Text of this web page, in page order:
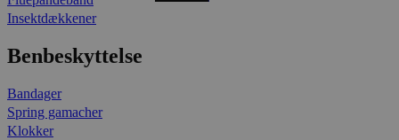
Insektdækkener
Benbeskyttelse
Bandager
Spring gamacher
Klokker